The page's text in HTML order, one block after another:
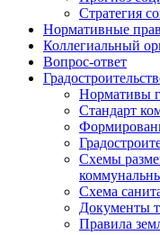
Стратегия
Нормативные
Коллегиальный
Вопрос-ответ
Нормативы
Стандарт
Схемы
Схема
Документы
Правила